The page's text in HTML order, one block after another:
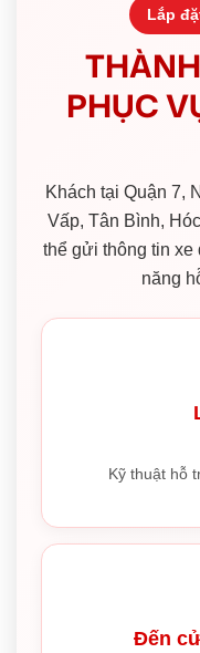
Lắp
PHỤC
Khách tại Quận 7,
Vấp, Tân Bình,
thể gửi thông tin xe
năng
Kỹ thuật hỗ
Đến